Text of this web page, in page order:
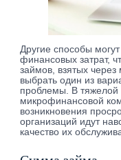
Другие способы
финансовых затрат,
займов, взятых
выбрать один из
проблемы. В тяжелой
микрофинансовой
возникновения
организаций идут
качество их